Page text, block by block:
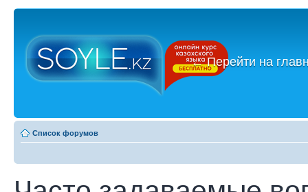
←Перейти на
Список форумов